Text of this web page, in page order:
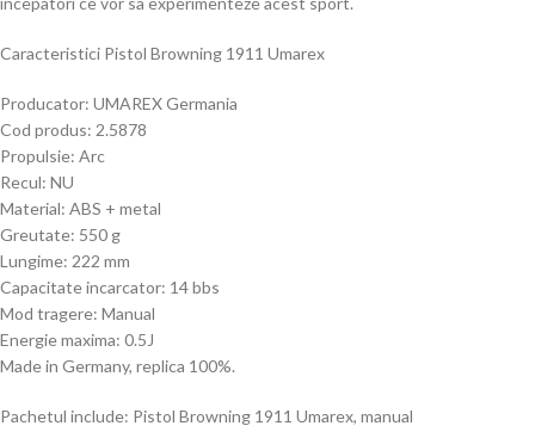
Caracteristici Pistol Browning 1911 Umarex
Producator: UMAREX Germania
Cod produs: 2.5878
Propulsie: Arc
Recul: NU
Material: ABS + metal
Greutate: 550 g
Lungime: 222 mm
Capacitate incarcator: 14 bbs
Mod tragere: Manual
Energie maxima: 0.5J
Made in Germany, replica 100%.
Pachetul include: Pistol Browning 1911 Umarex, manual